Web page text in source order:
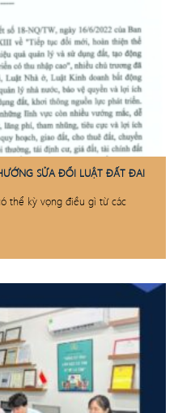
SỬA ĐỔI LUẬT ĐẤT ĐAI
thể kỳ vọng điều gì từ các